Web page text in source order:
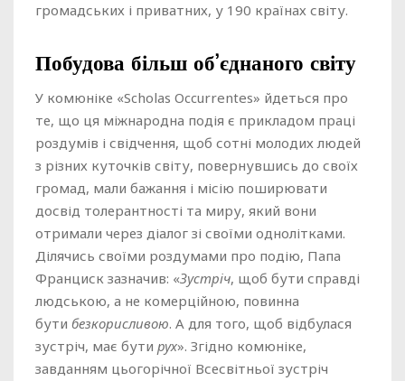
громадських і приватних, у 190 країнах світу.
Побудова більш об’єднаного світу
У комюніке «Scholas Occurrentes» йдеться про
те, що ця міжнародна подія є прикладом праці
роздумів і свідчення, щоб сотні молодих людей
з різних куточків світу, повернувшись до своїх
громад, мали бажання і місію поширювати
досвід толерантності та миру, який вони
отримали через діалог зі своїми однолітками.
Ділячись своїми роздумами про подію, Папа
Франциск зазначив: «Зустріч, щоб бути справді
людською, а не комерційною, повинна
бути безкорисливою. А для того, щоб відбулася
зустріч, має бути рух». Згідно комюніке,
завданням цьогорічної Всесвітньої зустріч